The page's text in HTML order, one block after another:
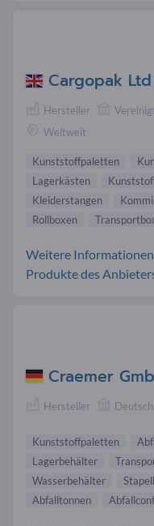
Cargopak Ltd
Hersteller
Weltweit
Kunststoffpaletten
Lagerkästen
Kleiderstangen
Rollboxen
Weitere
Produkte des
Craemer
Hersteller
Kunststoffpaletten
Lagerbehälter
Wasserbehälter
Abfalltonnen